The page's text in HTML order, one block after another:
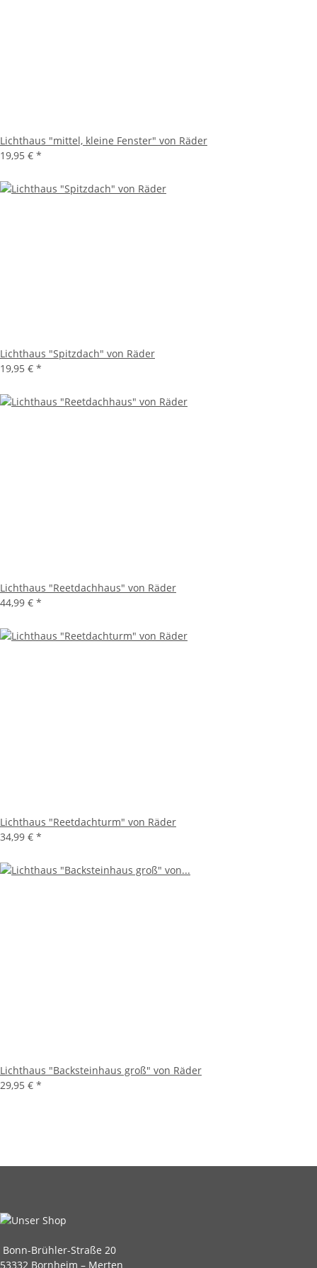
Lichthaus "mittel, kleine Fenster" von Räder
19,95 € *
Lichthaus "Spitzdach" von Räder
19,95 € *
Lichthaus "Reetdachhaus" von Räder
44,99 € *
Lichthaus "Reetdachturm" von Räder
34,99 € *
Lichthaus "Backsteinhaus groß" von Räder
29,95 € *
Bonn-Brühler-Straße 20
53332 Bornheim – Merten